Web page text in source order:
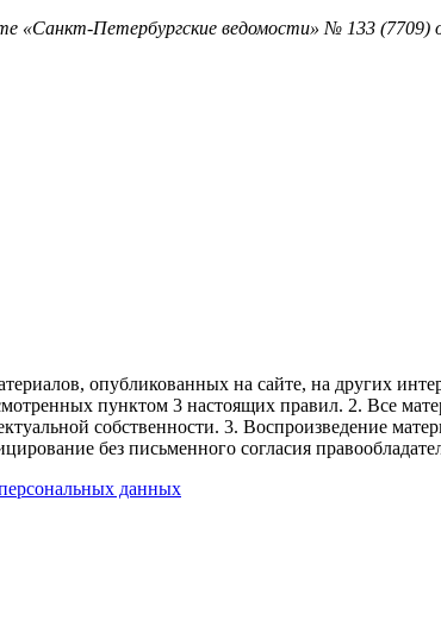
«Санкт-Петербургские ведомости» № 133 (7709)
опубликованных на сайте, на других
пунктом 3 настоящих правил. 2. Все
собственности. 3. Воспроизведение
без письменного согласия
данных